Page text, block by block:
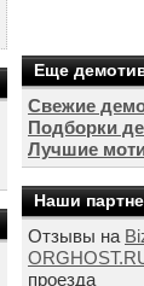
Еще
Свежие
Подборки
Лучшие
Наши
Отзывы на
проезда